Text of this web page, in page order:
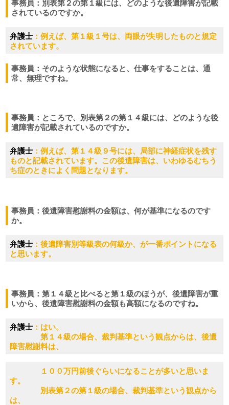
事務員：別表第２の第１級には、どのような後遺障害が記載
されているのですか。
弁護士：例えば、第１級１号は、両眼が失明したものと規定
されています。
事務員：そのような状態になると、仕事をすることは、通
常、無理ですね。
事務員：ところで、別表第２の第１４級には、どのような後
遺障害が記載されているのですか。
弁護士：例えば、第１４級９号には、局部に神経症状を残す
ものと記載されています。この後遺障害は、いわゆるむちう
ち症のときによく問題となります。
事務員：後遺障害慰謝料の金額は、何が基準になるのです
か。
弁護士：後遺障害別等級表の何級か、が一番ポイントになる
と思います。
事務員：第１４級と比べると第１級のほうが、後遺障害が重
いから、後遺障害慰謝料の金額も高額になるのですね。
弁護士：はい。
第１４級の場合、裁判基準という観点からは、後遺
障害慰謝料は、
１００万円前後ぐらいになることが多いと思いま
す。
別表第２の第１級の場合、裁判基準という観点から
は、